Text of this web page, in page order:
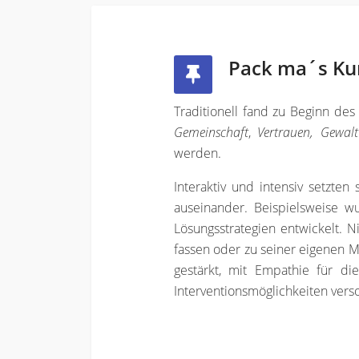
Pack ma´s
Traditionell fand zu Beginn des
Gemeinschaft, Vertrauen, Gewalt
werden.
Interaktiv und intensiv setzten
auseinander. Beispielsweise
Lösungsstrategien entwickelt.
fassen oder zu seiner eigenen
gestärkt, mit Empathie für
Interventionsmöglichkeiten